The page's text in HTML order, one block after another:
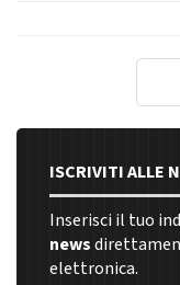
ISCRIVITI ALLE
Inserisci il tuo
news
elettronica.